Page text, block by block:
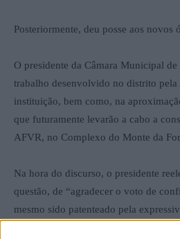
Posteriormente, deu posse aos novos
O presidente da Câmara Municipal
trabalho desenvolvido no distrito
instituição, bem como, na
que futuramente levarão a cabo a
AFVR, no Complexo do Monte da
Na hora do discurso, o presidente
questão, de “agradecer o voto de
mesmo sido patenteado pela